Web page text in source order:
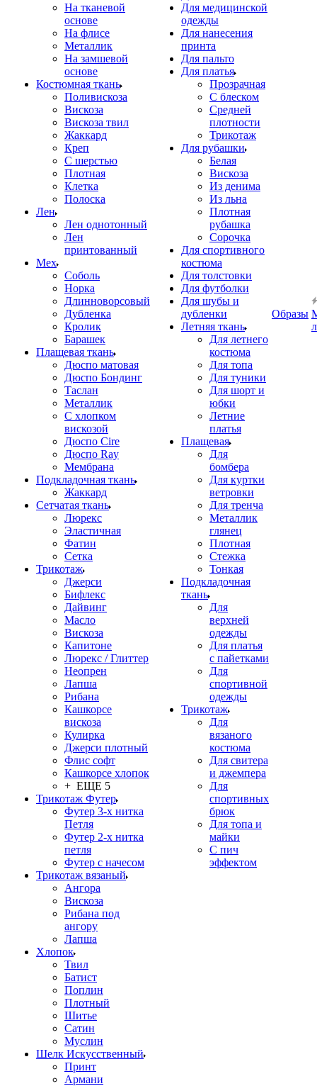
На тканевой
основе
На флисе
Металлик
На замшевой
основе
Костюмная ткань
Поливискоза
Вискоза
Вискоза твил
Жаккард
Креп
С шерстью
Плотная
Клетка
Полоска
Лен
Лен однотонный
Лен
принтованный
Мех
Соболь
Норка
Длинноворсовый
Дубленка
Кролик
Барашек
Плащевая ткань
Дюспо матовая
Дюспо Бондинг
Таслан
Металлик
С хлопком
вискозой
Дюспо Cire
Дюспо Ray
Мембрана
Подкладочная ткань
Жаккард
Сетчатая ткань
Люрекс
Эластичная
Фатин
Сетка
Трикотаж
Джерси
Бифлекс
Дайвинг
Масло
Вискоза
Капитоне
Люрекс / Глиттер
Неопрен
Лапша
Рибана
Кашкорсе
вискоза
Кулирка
Джерси плотный
Флис софт
Кашкорсе хлопок
+ ЕЩЕ 5
Трикотаж Футер
Футер 3-х нитка
Петля
Футер 2-х нитка
петля
Футер с начесом
Трикотаж вязаный
Ангора
Вискоза
Рибана под
ангору
Лапша
Хлопок
Твил
Батист
Поплин
Плотный
Шитье
Сатин
Муслин
Шелк Искусственный
Принт
Армани
Для медицинской
одежды
Для нанесения
принта
Для пальто
Для платья
Прозрачная
С блеском
Средней
плотности
Трикотаж
Для рубашки
Белая
Вискоза
Из денима
Из льна
Плотная
рубашка
Сорочка
Для спортивного
костюма
Для толстовки
Для футболки
Для шубы и
дубленки
Летняя ткань
Для летнего
костюма
Для топа
Для туники
Для шорт и
юбки
Летние
платья
Плащевая
Для
бомбера
Для куртки
ветровки
Для тренча
Металлик
глянец
Плотная
Стежка
Тонкая
Подкладочная
ткань
Для
верхней
одежды
Для платья
с пайетками
Для
спортивной
одежды
Трикотаж
Для
вязаного
костюма
Для свитера
и джемпера
Для
спортивных
брюк
Для топа и
майки
С пич
эффектом
Образы